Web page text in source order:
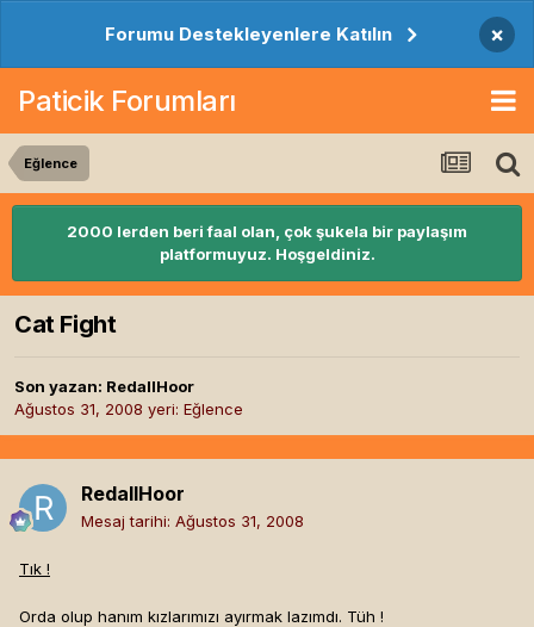
Forumu Destekleyenlere Katılın ×
Paticik Forumları
Eğlence
2000 lerden beri faal olan, çok şukela bir paylaşım
platformuyuz. Hoşgeldiniz.
Cat Fight
Son yazan: RedallHoor
Ağustos 31, 2008 yeri: Eğlence
RedallHoor
Mesaj tarihi: Ağustos 31, 2008
Tık !
Orda olup hanım kızlarımızı ayırmak lazımdı. Tüh !